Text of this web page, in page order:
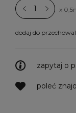
x
dodaj do
zapytaj o
poleć